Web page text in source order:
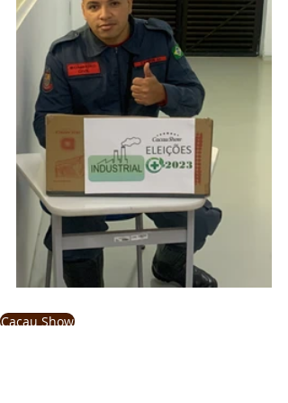
Cacau Show